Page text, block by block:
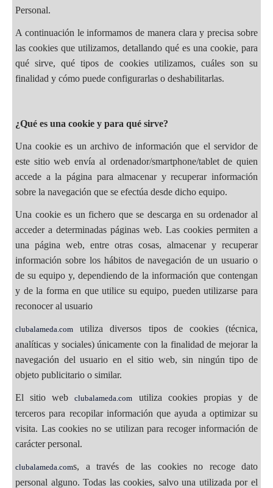
Personal.
A continuación le informamos de manera clara y precisa sobre
las cookies que utilizamos, detallando qué es una cookie, para
qué sirve, qué tipos de cookies utilizamos, cuáles son su
finalidad y cómo puede configurarlas o deshabilitarlas.
¿Qué es una cookie y para qué sirve?
Una cookie es un archivo de información que el servidor de
este sitio web envía al ordenador/smartphone/tablet de quien
accede a la página para almacenar y recuperar información
sobre la navegación que se efectúa desde dicho equipo.
Una cookie es un fichero que se descarga en su ordenador al
acceder a determinadas páginas web. Las cookies permiten a
una página web, entre otras cosas, almacenar y recuperar
información sobre los hábitos de navegación de un usuario o
de su equipo y, dependiendo de la información que contengan
y de la forma en que utilice su equipo, pueden utilizarse para
reconocer al usuario
clubalameda.com utiliza diversos tipos de cookies (técnica,
analíticas y sociales) únicamente con la finalidad de mejorar la
navegación del usuario en el sitio web, sin ningún tipo de
objeto publicitario o similar.
El sitio webclubalameda.com utiliza cookies propias y de
terceros para recopilar información que ayuda a optimizar su
visita. Las cookies no se utilizan para recoger información de
carácter personal.
clubalameda.coms, a través de las cookies no recoge dato
personal alguno. Todas las cookies, salvo una utilizada por el